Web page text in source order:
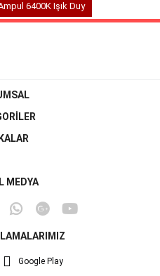
6400K Işık Duy
MEDYA
Google Play